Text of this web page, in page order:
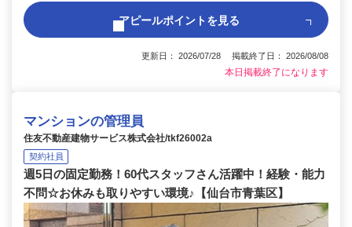
アピールポイントを見る
更新日： 2026/07/28 掲載終了日： 2026/08/08
本日掲載終了になります
マンションの管理員
住友不動産建物サービス株式会社/tkf26002a
契約社員
週5日の固定勤務！60代スタッフさん活躍中！経験・能力
不問☆お休みも取りやすい環境♪【仙台市青葉区】